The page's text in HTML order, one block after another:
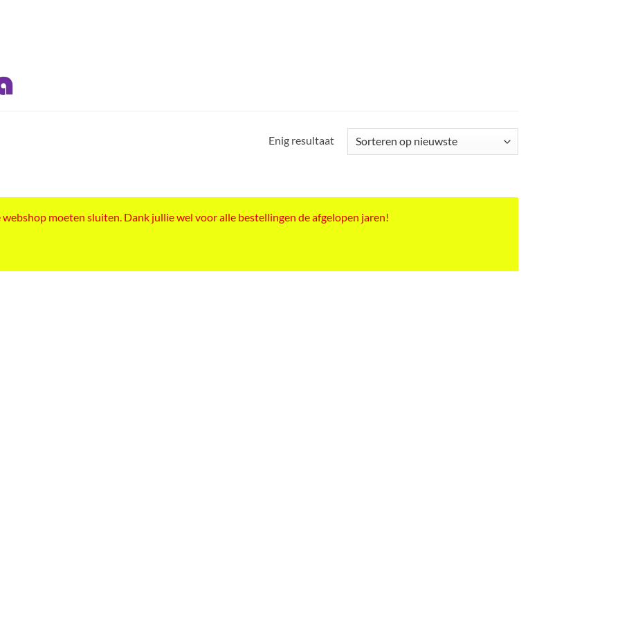
Enig resultaat
moeten sluiten. Dank jullie wel voor alle bestellingen de afgelopen jaren!